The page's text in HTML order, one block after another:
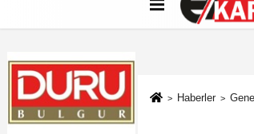
Künye İletişim
Haberler Genel